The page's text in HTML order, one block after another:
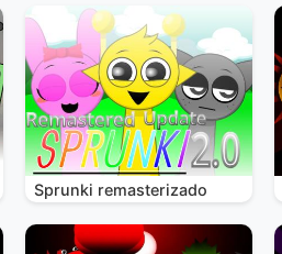
Sprunki remasterizado